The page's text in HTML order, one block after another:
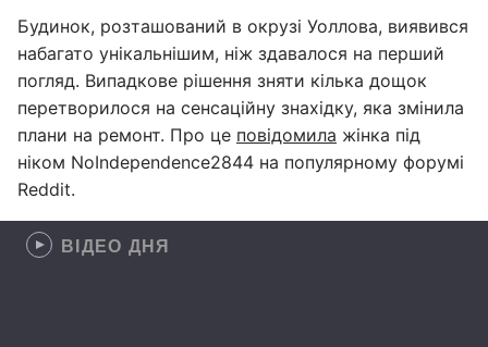
Будинок, розташований в окрузі Уоллова, виявився
набагато унікальнішим, ніж здавалося на перший
погляд. Випадкове рішення зняти кілька дощок
перетворилося на сенсаційну знахідку, яка змінила
плани на ремонт. Про це повідомила жінка під
ніком NoIndependence2844 на популярному форумі
Reddit.
ВІДЕО ДНЯ